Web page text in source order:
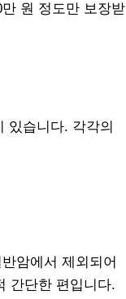
원 정도만 보장받
있습니다. 각각의
암에서 제외되어
간단한 편입니다.